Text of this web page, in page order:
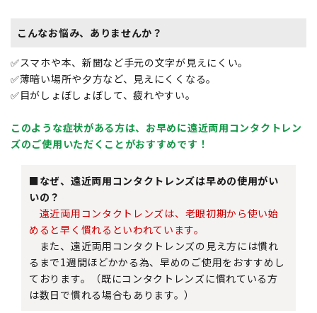
こんなお悩み、ありませんか？
✅スマホや本、新聞など手元の文字が見えにくい。
✅薄暗い場所や夕方など、見えにくくなる。
✅目がしょぼしょぼして、疲れやすい。
このような症状がある方は、お早めに遠近両用コンタクトレン
ズのご使用いただくことがおすすめです！
■なぜ、遠近両用コンタクトレンズは早めの使用がい
いの？
遠近両用コンタクトレンズは、老眼初期から使い始
めると早く慣れるといわれています。
また、遠近両用コンタクトレンズの見え方には慣れ
るまで1週間ほどかかる為、早めのご使用をおすすめし
ております。（既にコンタクトレンズに慣れている方
は数日で慣れる場合もあります。）